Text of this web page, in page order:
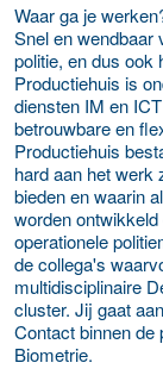
Waar ga je
Snel en wendbaar
politie, en dus ook
Productiehuis is
diensten IM en
betrouwbare en
Productiehuis
hard aan het werk
bieden en waarin
worden
operationele
de collega's
multidisciplinaire
cluster. Jij gaat
Contact binnen de
Biometrie.